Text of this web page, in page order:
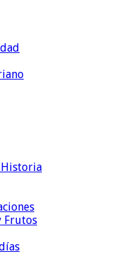
Historia
Frutos